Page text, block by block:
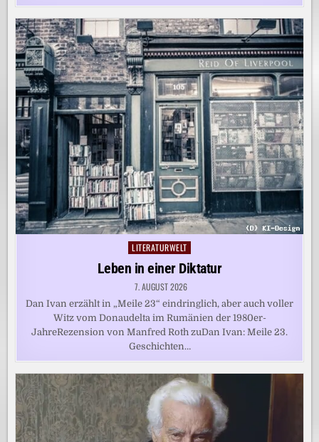
Posted
in
LITERATURWELT
Leben in einer Diktatur
7. AUGUST 2026
Dan Ivan erzählt in „Meile 23“ eindringlich, aber auch voller
Witz vom Donaudelta im Rumänien der 1980er-
JahreRezension von Manfred Roth zuDan Ivan: Meile 23.
Geschichten…